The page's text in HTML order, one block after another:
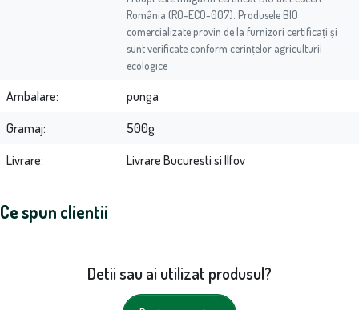
România (RO-ECO-007). Produsele BIO
comercializate provin de la furnizori certificați și
sunt verificate conform cerințelor agriculturii
ecologice
Ambalare
punga
Gramaj
500g
Livrare
Livrare Bucuresti si Ilfov
Ce spun clientii
Detii sau ai utilizat produsul?